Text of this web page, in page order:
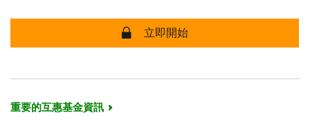
安全 立即開始
重要的互惠基金資訊